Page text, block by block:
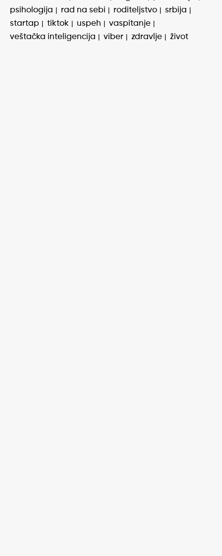
psihologija
rad na sebi roditeljstvo
srbija
startap
tiktok uspeh
vaspitanje
veštačka inteligencija
viber zdravlje život